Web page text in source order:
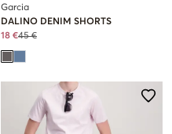
Garcia
DALINO DENIM SHORTS
18 €45 €